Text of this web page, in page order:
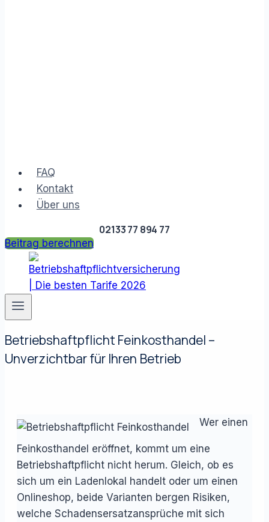
FAQ
Kontakt
Über uns
02133 77 894 77
Beitrag berechnen
Betriebshaftpflicht Feinkosthandel –
Unverzichtbar für Ihren Betrieb
Wer einen
Feinkosthandel eröffnet, kommt um eine
Betriebshaftpflicht nicht herum. Gleich, ob es
sich um ein Ladenlokal handelt oder um einen
Onlineshop, beide Varianten bergen Risiken,
welche Schadensersatzansprüche mit sich